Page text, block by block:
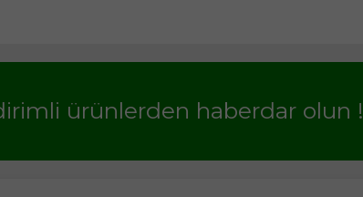
ürünlerden haberdar olun !